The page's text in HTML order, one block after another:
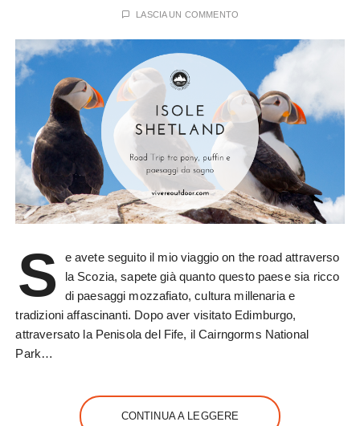
LASCIA UN COMMENTO
S
e avete seguito il mio viaggio on the road attraverso
la Scozia, sapete già quanto questo paese sia ricco
di paesaggi mozzafiato, cultura millenaria e
tradizioni affascinanti. Dopo aver visitato Edimburgo,
attraversato la Penisola del Fife, il Cairngorms National
Park…
CONTINUA A LEGGERE